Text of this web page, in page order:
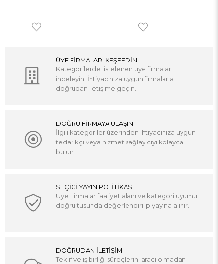
ÜYE FİRMALARI KEŞFEDİN
Kategorilerde listelenen üye firmaları
inceleyin. İhtiyacınıza uygun firmalarla
doğrudan iletişime geçin.
DOĞRU FİRMAYA ULAŞIN
İlgili kategoriler üzerinden ihtiyacınıza uygun
tedarikçi veya hizmet sağlayıcıyı kolayca
bulun.
SEÇİCİ YAYIN POLİTİKASI
Üye Firmalar faaliyet alanı ve kategori uyumu
doğrultusunda değerlendirilip yayına alınır.
DOĞRUDAN İLETİŞİM
Teklif ve iş birliği süreçlerini aracı olmadan